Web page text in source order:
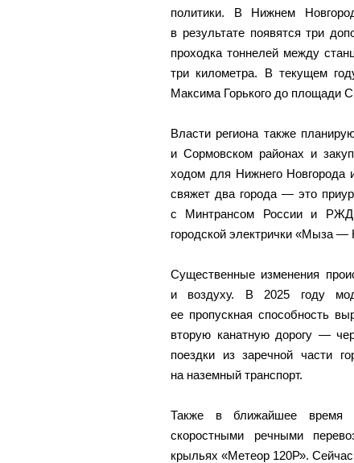
политики. В Нижнем
в результате появятся три
проходка тоннелей между
три километра. В текущем
Максима Горького до площади
Власти региона также
и Сормовском районах и
ходом для Нижнего Новгорода
свяжет два города — это
с Минтрансом России и РЖД
городской электрички «Мыза —
Существенные изменения
и воздуху. В 2025 году
ее пропускная способность
вторую канатную дорогу —
поездки из заречной части
на наземный транспорт.
Также в ближайшее время
скоростными речными
крыльях «Метеор 120Р».